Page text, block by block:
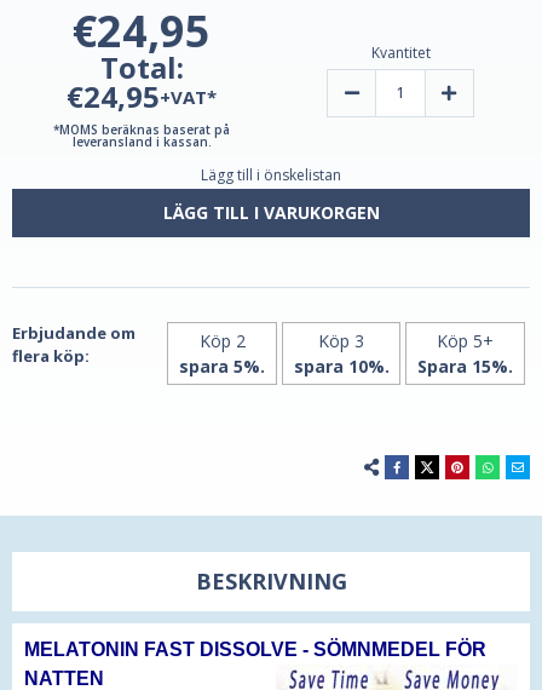
€24,95
Total:
€24,95+VAT*
*MOMS beräknas baserat på
leveransland i kassan.
Kvantitet
Minska
Dissolve
60
av
Öka
Dissolve
av
Lägg till i önskelistan
LÄGG TILL I VARUKORGEN
Erbjudande om
flera köp:
Köp 2
spara 5%.
Köp 3
spara 10%.
Köp 5+
Spara 15%.
BESKRIVNING
MELATONIN FAST DISSOLVE - SÖMNMEDEL FÖR
NATTEN